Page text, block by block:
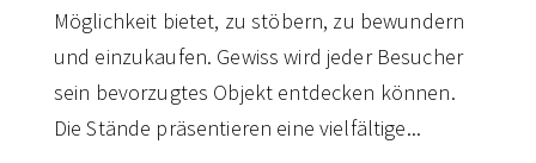
Möglichkeit bietet, zu stöbern, zu bewundern
und einzukaufen. Gewiss wird jeder Besucher
sein bevorzugtes Objekt entdecken können.
Die Stände präsentieren eine vielfältige...